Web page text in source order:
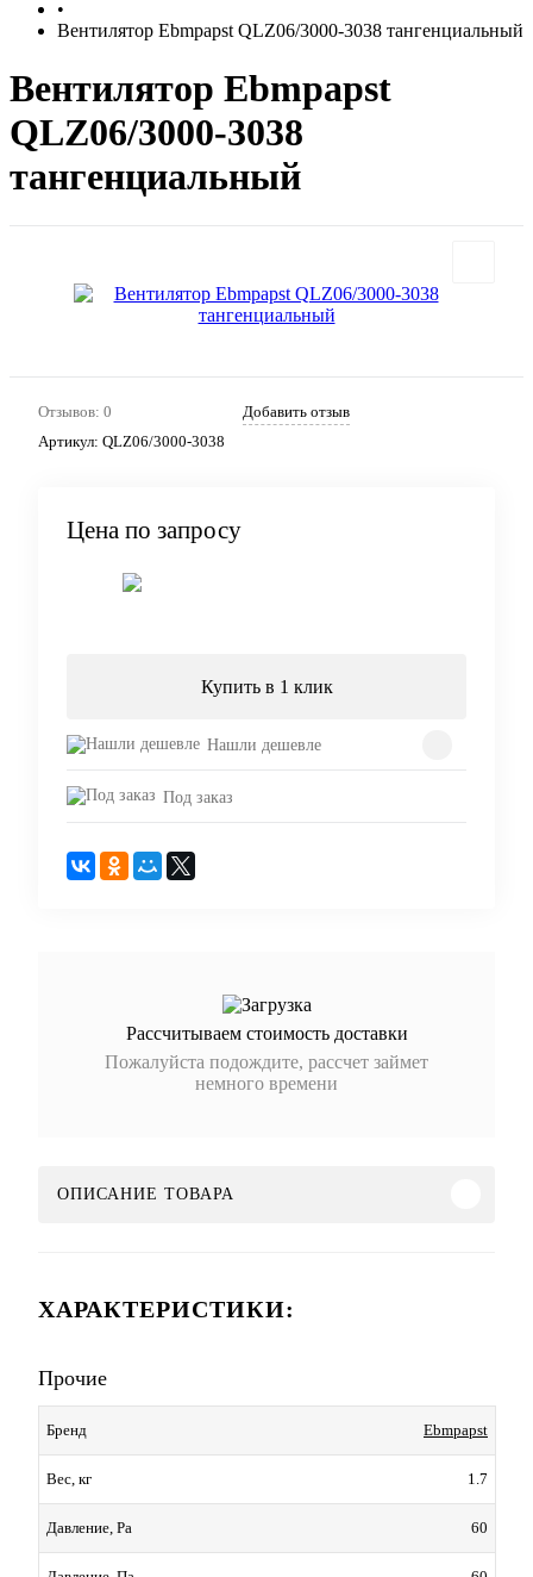
•
Вентилятор Ebmpapst QLZ06/3000-3038 тангенциальный
Вентилятор Ebmpapst
QLZ06/3000-3038
тангенциальный
Отзывов: 0
Добавить отзыв
Артикул: QLZ06/3000-3038
Цена по запросу
Купить в 1 клик
Нашли дешевле
Под заказ
Рассчитываем стоимость доставки
Пожалуйста подождите, рассчет займет
немного времени
ОПИСАНИЕ ТОВАРА
ХАРАКТЕРИСТИКИ:
Прочие
Бренд Ebmpapst
Вес, кг 1.7
Давление, Pa 60